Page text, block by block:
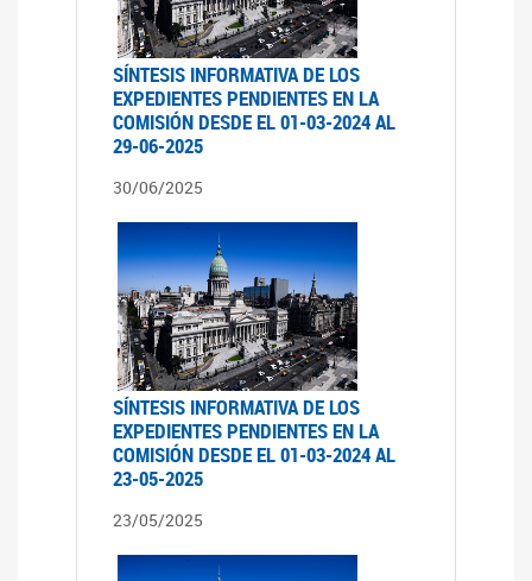
SÍNTESIS INFORMATIVA DE LOS
EXPEDIENTES PENDIENTES EN LA
COMISIÓN DESDE EL 01-03-2024 AL
29-06-2025
30/06/2025
SÍNTESIS INFORMATIVA DE LOS
EXPEDIENTES PENDIENTES EN LA
COMISIÓN DESDE EL 01-03-2024 AL
23-05-2025
23/05/2025